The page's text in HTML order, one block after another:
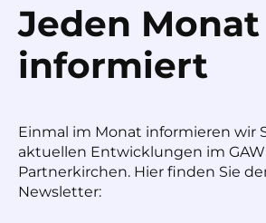
Jeden Monat
informiert
Einmal im Monat informieren wir
aktuellen Entwicklungen im
Partnerkirchen. Hier finden Sie
Newsletter: